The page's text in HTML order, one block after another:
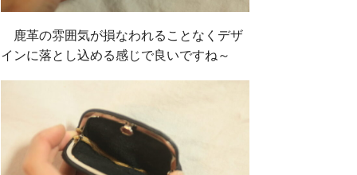
鹿革の雰囲気が損なわれることなくデザ
インに落とし込める感じで良いですね～